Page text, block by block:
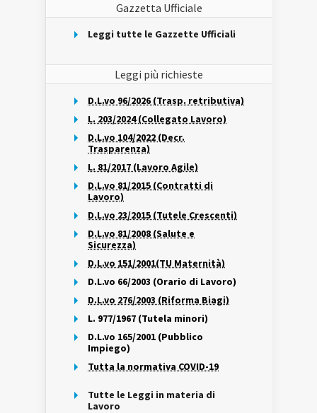
Gazzetta Ufficiale
Leggi tutte le Gazzette Ufficiali
Leggi più richieste
D.L.vo 96/2026 (Trasp. retributiva)
L. 203/2024 (Collegato Lavoro)
D.L.vo 104/2022 (Decr.
Trasparenza)
L. 81/2017 (Lavoro Agile)
D.L.vo 81/2015 (Contratti di
Lavoro)
D.L.vo 23/2015 (Tutele Crescenti)
D.L.vo 81/2008 (Salute e
Sicurezza)
D.L.vo 151/2001(TU Maternità)
D.L.vo 66/2003 (Orario di Lavoro)
D.L.vo 276/2003 (Riforma Biagi)
L. 977/1967 (Tutela minori)
D.L.vo 165/2001 (Pubblico
Impiego)
Tutta la normativa COVID-19
Tutte le Leggi in materia di
Lavoro